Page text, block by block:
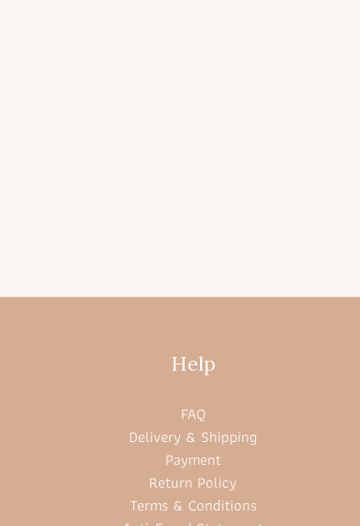
Help
FAQ
Delivery & Shipping
Payment
Return Policy
Terms & Conditions